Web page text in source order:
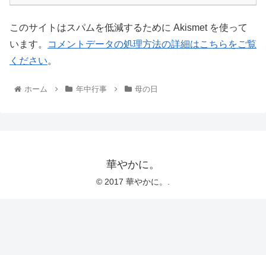
このサイトはスパムを低減するために Akismet を使って
います。
コメントデータの処理方法の詳細はこちらをご覧
ください。
ホーム 年中行事 母の日
華やかに。
© 2017 華やかに。.